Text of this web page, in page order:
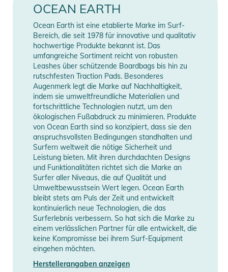
- Lichtschutzfaktor 50+
Größen:
XS - 57cm
S - 58cm
M - 59cm
L - 61cm
XL - 62cm
Produktinformationen und
Sicherheitshinweise
Gebrauchsanweisungen, Sicherheitshinweise und Warnungen
finden Sie direkt am Produkt.
Gender Men
Style Hut
Manufacturer
Information
Herstellerangaben
anzeigen
OCEAN EARTH
Ocean Earth ist eine etablierte Marke im Surf-
Bereich, die seit 1978 für innovative und qualitativ
hochwertige Produkte bekannt ist. Das
umfangreiche Sortiment reicht von robusten
Leashes über schützende Boardbags bis hin zu
rutschfesten Traction Pads. Besonderes
Augenmerk legt die Marke auf Nachhaltigkeit,
indem sie umweltfreundliche Materialien und
fortschrittliche Technologien nutzt, um den
ökologischen Fußabdruck zu minimieren. Produkte
von Ocean Earth sind so konzipiert, dass sie den
anspruchsvollsten Bedingungen standhalten und
Surfern weltweit die nötige Sicherheit und
Leistung bieten. Mit ihren durchdachten Designs
und Funktionalitäten richtet sich die Marke an
Surfer aller Niveaus, die auf Qualität und
Umweltbewusstsein Wert legen. Ocean Earth
bleibt stets am Puls der Zeit und entwickelt
kontinuierlich neue Technologien, die das
Surferlebnis verbessern. So hat sich die Marke zu
einem verlässlichen Partner für alle entwickelt, die
keine Kompromisse bei ihrem Surf-Equipment
eingehen möchten.
Herstellerangaben anzeigen